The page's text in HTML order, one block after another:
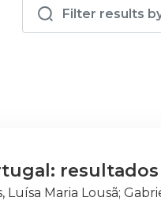
Luísa Maria Lousã;